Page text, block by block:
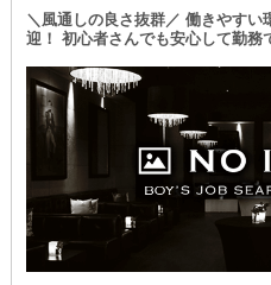
＼風通しの良さ抜群／ 働きやす
迎！ 初心者さんでも安心して勤務